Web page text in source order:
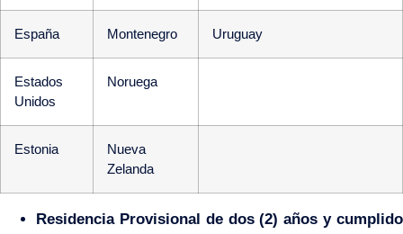
España Montenegro Uruguay
Estados
Unidos
Noruega
Estonia
Nueva
Zelanda
Residencia Provisional de dos (2) años y cumplido